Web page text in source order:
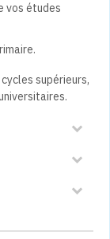
vos études
supérieurs,